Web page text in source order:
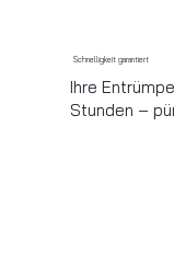
Schnelligkeit garantiert
Ihre
Stunden –